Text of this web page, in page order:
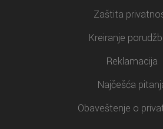
Zaštita
Kreiranje
Reklamacija
Najčešća
Obaveštenje o